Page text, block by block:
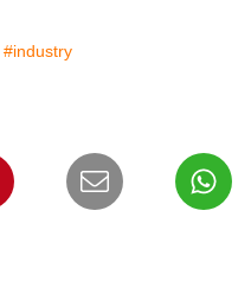
#industry